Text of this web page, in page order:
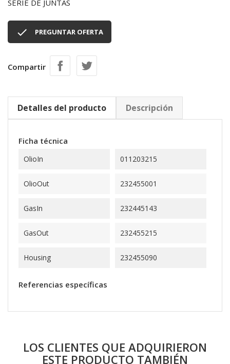
SERIE DE JUNTAS
 PREGUNTAR OFERTA
Compartir
Detalles del producto Descripción
Ficha técnica
OlioIn 011203215
OlioOut 232455001
GasIn 232445143
GasOut 232455215
Housing 232455090
Referencias específicas
LOS CLIENTES QUE ADQUIRIERON
ESTE PRODUCTO TAMBIÉN